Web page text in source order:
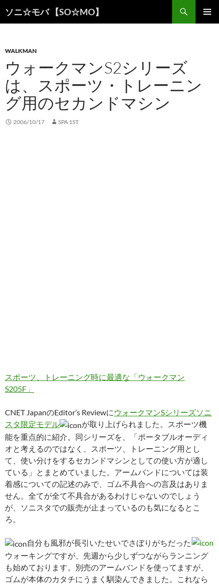
ソニ☆モバ 【SO☆MO】
索
ン
へ
ス
キ
ッ
プ
WALKMAN
ウォークマンS2シリーズ
は、スポーツ・トレーニン
グ用のセカンドマシン
2006/10/17 SPA 1ST
スポーツ、トレーニング時に最適な「ウォークマン
S205F」
CNET JapanのEditor’s Reviewに ウォークマンSシリーズソニ
スタ限定モデル
が取り上げられました。スポーツ機
能を重点的に紹介。同シリーズを、「ポータブルオーディ
オと考えるのではなく、スポーツ、トレーニング用とし
て、使い分けをするセカンドマシンとしての使い方が適し
ている」とまとめていました。アームバンドについては装
着感についての記述のみで、ゴム不具合への言及はありま
せん。全てが全て不具合があるわけじゃないのでしょう
が、ソニスタでの販売が止まっているのも気になるとこ
ろ。
自分も風邪が長引いたせいでさぼりがちだった
ウォーキングですが、先週から少しずつながらランニング
も始めております。別売のアームバンドを使ってますが、
ゴムが本体のカタチにうまく馴染んできました。これなら